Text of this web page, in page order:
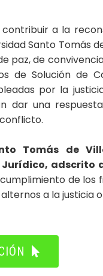
a la
Santo
paz, de
de Solución de
por la
dar una
Tomás de
adscrito
de los
a la justicia